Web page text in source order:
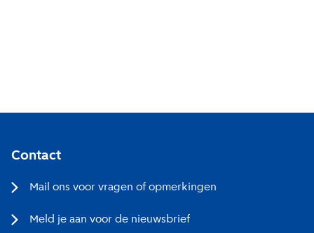
Contact
Mail ons voor vragen of opmerkingen
Meld je aan voor de nieuwsbrief